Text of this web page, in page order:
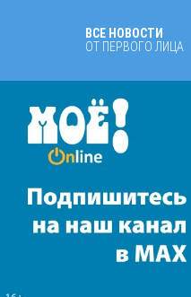
ВСЕ НОВОСТИ
ОТ ПЕРВОГО ЛИЦА